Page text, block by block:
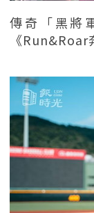
傳奇「黑將
《